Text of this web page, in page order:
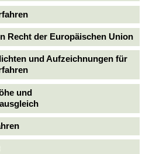
Recht der Europäischen Union
und Aufzeichnungen für
und